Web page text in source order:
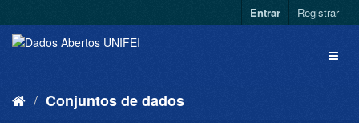
Entrar Registrar
Conjuntos de dados